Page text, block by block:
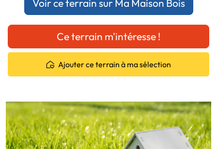
Voir ce terrain sur Ma Maison Bois
Ce terrain m'intéresse !
Ajouter ce terrain à ma sélection